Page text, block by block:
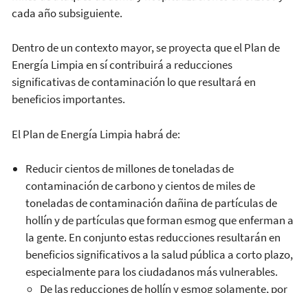
cada año subsiguiente.
Dentro de un contexto mayor, se proyecta que el Plan de
Energía Limpia en sí contribuirá a reducciones
significativas de contaminación lo que resultará en
beneficios importantes.
El Plan de Energía Limpia habrá de:
Reducir cientos de millones de toneladas de
contaminación de carbono y cientos de miles de
toneladas de contaminación dañina de partículas de
hollín y de partículas que forman esmog que enferman a
la gente. En conjunto estas reducciones resultarán en
beneficios significativos a la salud pública a corto plazo,
especialmente para los ciudadanos más vulnerables.
De las reducciones de hollín y esmog solamente, por